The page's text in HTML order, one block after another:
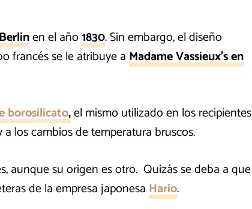
en el año1830. Sin embargo, el diseño
francés se le atribuye a Madame Vassieux’s en
borosilicato,el mismo utilizado en los recipientes
los cambios de temperatura bruscos.
aunque su origen es otro. Quizás se deba a que
de la empresa japonesa Hario.